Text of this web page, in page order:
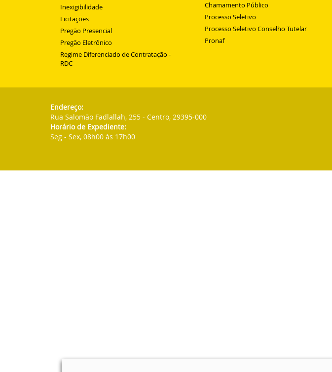
Inexigibilidade
Licitações
Pregão Presencial
Pregão Eletrônico
Regime Diferenciado de Contratação -
RDC
Chamamento Público
Processo Seletivo
Processo Seletivo Conselho Tutelar
Pronaf
Endereço:
Rua Salomão Fadlallah, 255 - Centro, 29395-000
Horário de Expediente:
Seg - Sex, 08h00 às 17h00